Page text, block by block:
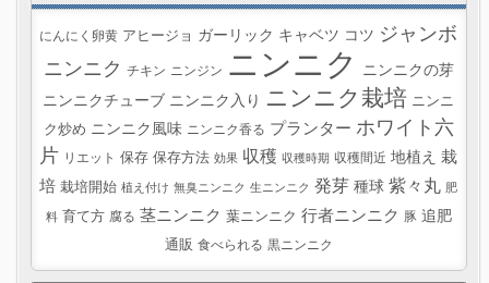
にんにく卵黄 アヒージョ ガーリック キャベツ コツ ジャンボ
ニンニク チキン ニンジン ニンニク
ニンニクの芽
ニンニクチューブ ニンニク入り ニンニク栽培 ニンニ
ク炒め ニンニク風味 ニンニク香る プランター ホワイト六
片 リエット 保存 保存方法 効果 収穫 収穫時期 収穫間近 地植え 栽
培 栽培開始 植え付け 無臭ニンニク 生ニンニク 発芽 種球 紫々丸 肥
料 育て方 腐る 茎ニンニク 葉ニンニク 行者ニンニク 豚 追肥
通販 食べられる 黒ニンニク